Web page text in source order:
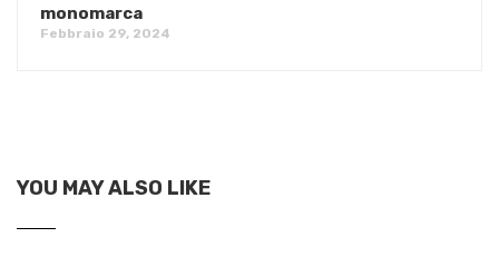
monomarca
Febbraio 29, 2024
YOU MAY ALSO LIKE